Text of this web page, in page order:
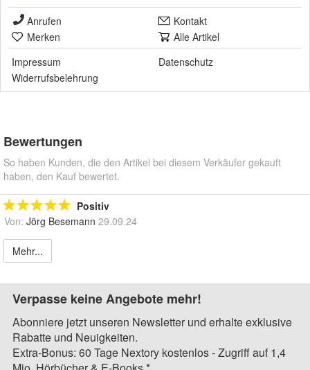
Anrufen
Kontakt
Merken
Alle Artikel
Impressum
Datenschutz
Widerrufsbelehrung
Bewertungen
So haben Kunden, die den Artikel bei diesem Verkäufer gekauft
haben, den Kauf bewertet.
Positiv
Von: Jörg Besemann 29.09.24
Mehr...
Verpasse keine Angebote mehr!
Abonniere jetzt unseren Newsletter und erhalte exklusive
Rabatte und Neuigkeiten.
Extra-Bonus: 60 Tage Nextory kostenlos - Zugriff auf 1,4